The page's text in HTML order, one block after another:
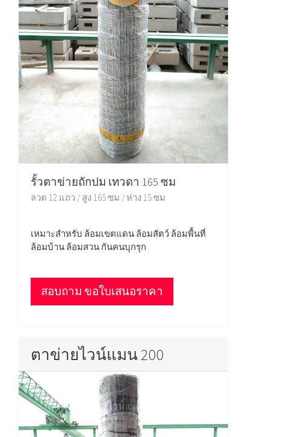
รั้วตาข่ายถักปม เทวดา 165 ซม
ลวด 12 แถว / สูง 165 ซม / ห่าง 15 ซม
เหมาะสำหรับ ล้อมเขตแดน ล้อมสัตว์ ล้อมพื้นที่
ล้อมบ้าน ล้อมสวน กันคนบุกรุก
สอบถาม ขอใบเสนอราคา
ตาข่ายไวน์แมน 200